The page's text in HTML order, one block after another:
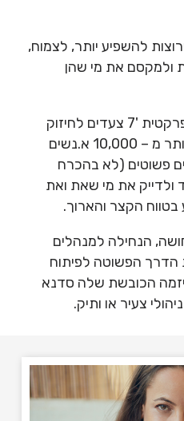
להשפיע יותר, לצמוח,
ולמקסם את מי שהן
הסדנא מבוססת על שיטה פרקטית '7 צעדים לחיזוק
האומץ היומיומי' בה התנסו יותר מ – 10,000 א.נשים
ב – 7 צעדים פשוטים (לא בהכרח
ולדייק את מי שאת ואת
הקצר והארוך.
הנחילה למנהלים
הדרך הפשוטה לפיתוח
הכובשת שלה סדנא
צעיר או ותיק.